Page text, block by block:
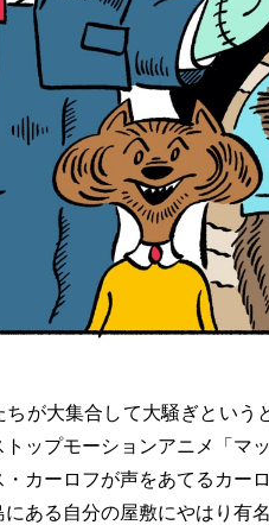
が大集合して大騒ぎという
トップモーションアニメ「マ
・カーロフが声をあてるカー
ある自分の屋敷にやはり有